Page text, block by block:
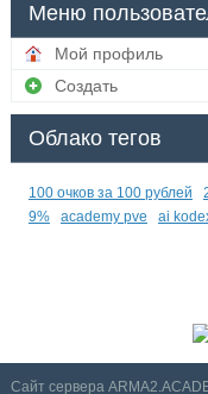
Меню
Мой профиль
Создать
Облако тегов
100 очков за 100 рублей
9%
academy pve ai
Сайт сервера